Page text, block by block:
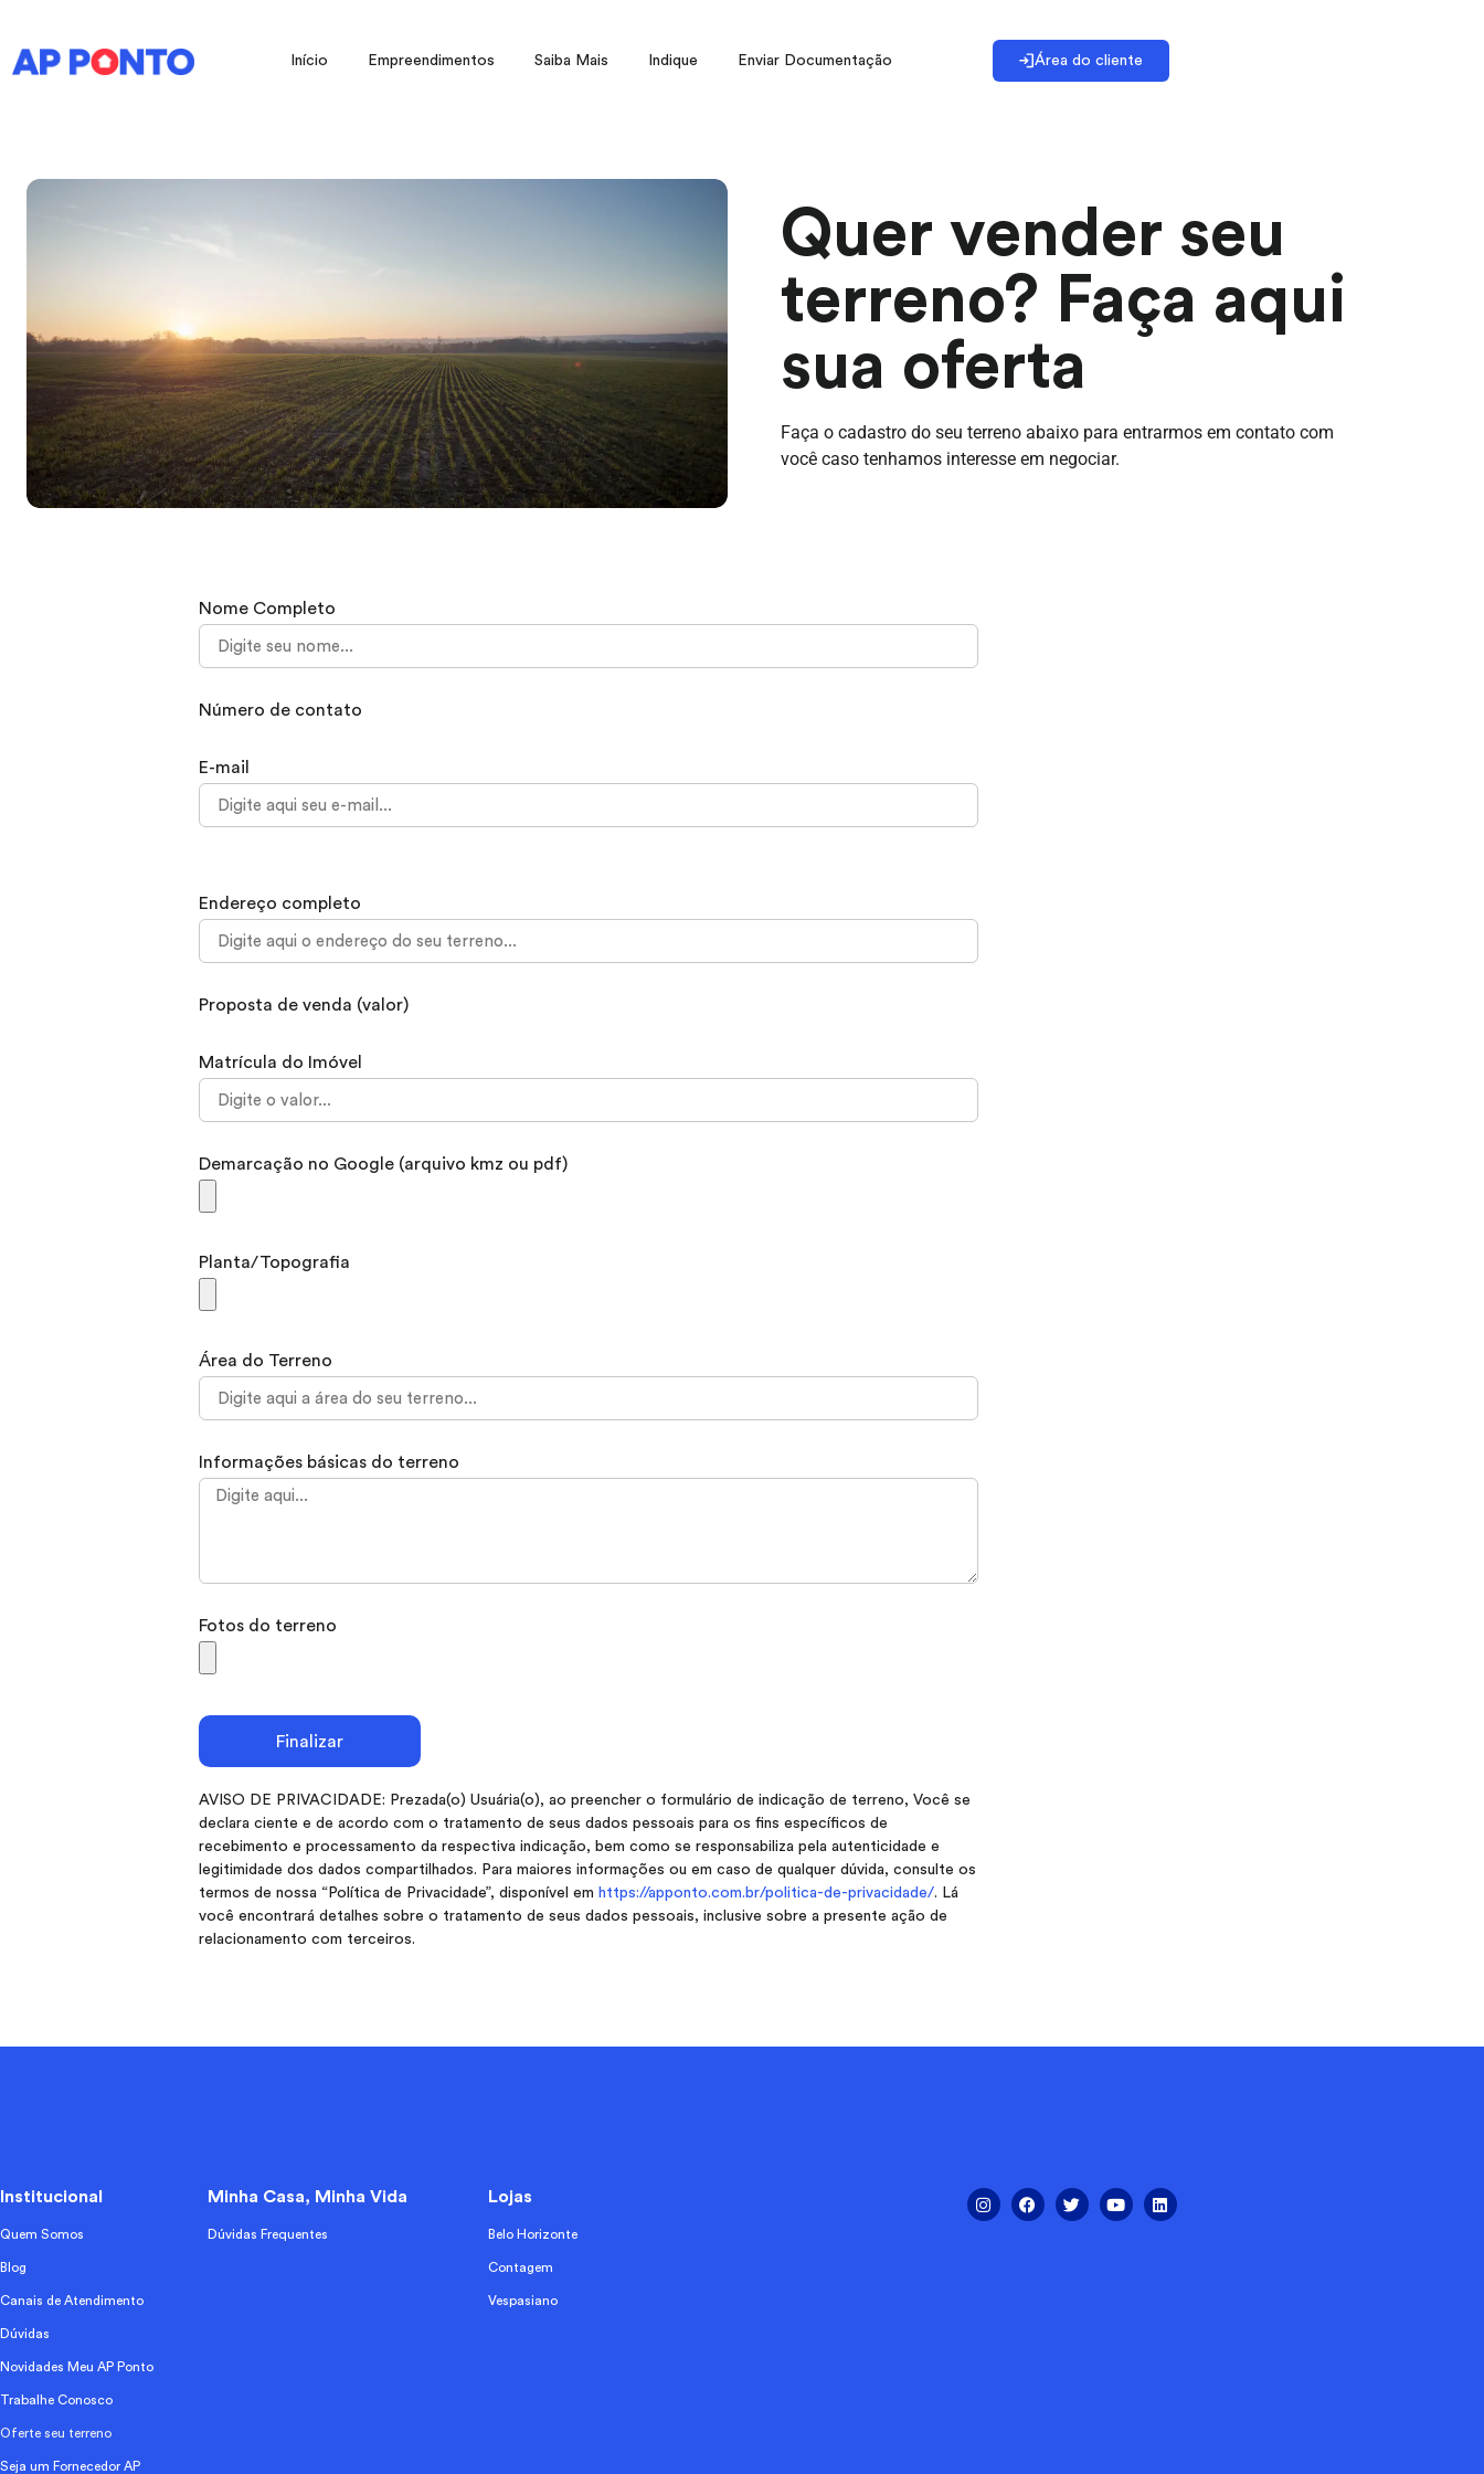
Início Empreendimentos Saiba Mais Indique Enviar Documentação Área do cliente
Quer vender seu
terreno? Faça aqui
sua oferta
Faça o cadastro do seu terreno abaixo para entrarmos em contato com
você caso tenhamos interesse em negociar.
Nome Completo
Número de contato
E-mail
Endereço completo
Proposta de venda (valor)
Matrícula do Imóvel
Demarcação no Google (arquivo kmz ou pdf)
Planta/Topografia
Área do Terreno
Informações básicas do terreno
Fotos do terreno
Finalizar
AVISO DE PRIVACIDADE: Prezada(o) Usuária(o), ao preencher o formulário de indicação de terreno, Você se
declara ciente e de acordo com o tratamento de seus dados pessoais para os fins específicos de
recebimento e processamento da respectiva indicação, bem como se responsabiliza pela autenticidade e
legitimidade dos dados compartilhados. Para maiores informações ou em caso de qualquer dúvida, consulte os
termos de nossa “Política de Privacidade”, disponível em https://apponto.com.br/politica-de-privacidade/. Lá
você encontrará detalhes sobre o tratamento de seus dados pessoais, inclusive sobre a presente ação de
relacionamento com terceiros.
Institucional
Quem Somos
Blog
Canais de Atendimento
Dúvidas
Novidades Meu AP Ponto
Trabalhe Conosco
Oferte seu terreno
Seja um Fornecedor AP
Minha Casa, Minha Vida
Dúvidas Frequentes
Lojas
Belo Horizonte
Contagem
Vespasiano